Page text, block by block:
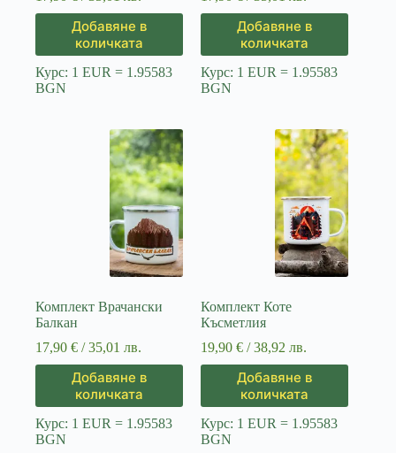
Добавяне в
количката
Курс: 1 EUR = 1.95583
BGN
Добавяне в
количката
Курс: 1 EUR = 1.95583
BGN
Комплект Врачански
Балкан
17,90 € / 35,01 лв.
Добавяне в
количката
Курс: 1 EUR = 1.95583
BGN
Комплект Коте
Късметлия
19,90€ / 38,92 лв.
Добавяне в
количката
Курс: 1 EUR = 1.95583
BGN